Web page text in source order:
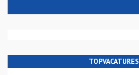
TOPVACATURES